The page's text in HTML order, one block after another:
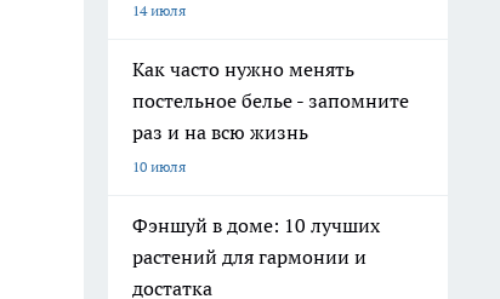
14 июля
Как часто нужно менять
постельное белье - запомните
раз и на всю жизнь
10 июля
Фэншуй в доме: 10 лучших
растений для гармонии и
достатка